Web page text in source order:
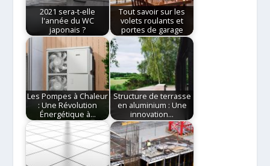
2021 sera-t-elle
l'année du WC
japonais ?
Tout savoir sur les
volets roulants et
portes de garage
Les Pompes à Chaleur
: Une Révolution
Énergétique à…
Structure de terrasse
en aluminium : Une
innovation…